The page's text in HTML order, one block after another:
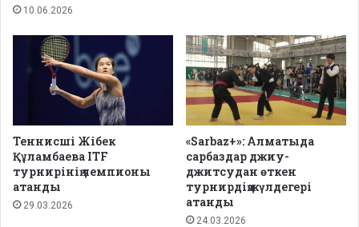
10.06.2026
Теннисші Жібек
Құламбаева ITF
турнирінің чемпионы
атанды
29.03.2026
«Sarbaz+»: Алматыда
сарбаздар джиу-
джитсудан өткен
турнирдің жүлдегері
атанды
24.03.2026